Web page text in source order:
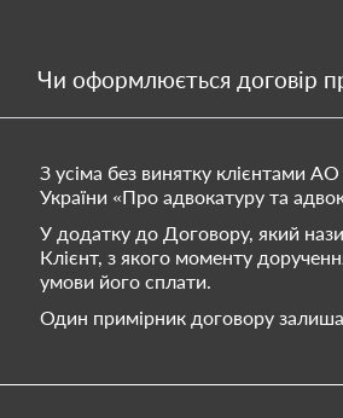
Чи оформлюється договір
З усіма без винятку клієнтами
України «Про адвокатуру та
У додатку до Договору, який
Клієнт, з якого моменту
умови його сплати.
Один примірник договору